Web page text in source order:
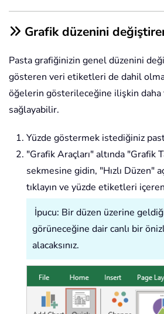
Grafik düzenini
Pasta grafiğinizin genel düzenini
gösteren veri etiketleri de dahil
öğelerin gösterileceğine ilişkin
sağlayabilir.
Yüzde göstermek istediğiniz
"Grafik Araçları" altında "Grafik
sekmesine gidin, "Hızlı Düzen"
tıklayın ve yüzde etiketleri
İpucu: Bir düzen üzerine
görüneceğine dair canlı bir
alacaksınız.